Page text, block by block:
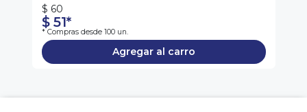
$ 60
$ 51*
* Compras desde 100 un.
Agregar al carro